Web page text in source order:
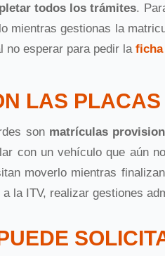
todos los trámites.
mientras gestionas la
no esperar para pedir la ficha
LAS
son matrículas
con un vehículo que aún
moverlo mientras
la ITV, realizar gestiones